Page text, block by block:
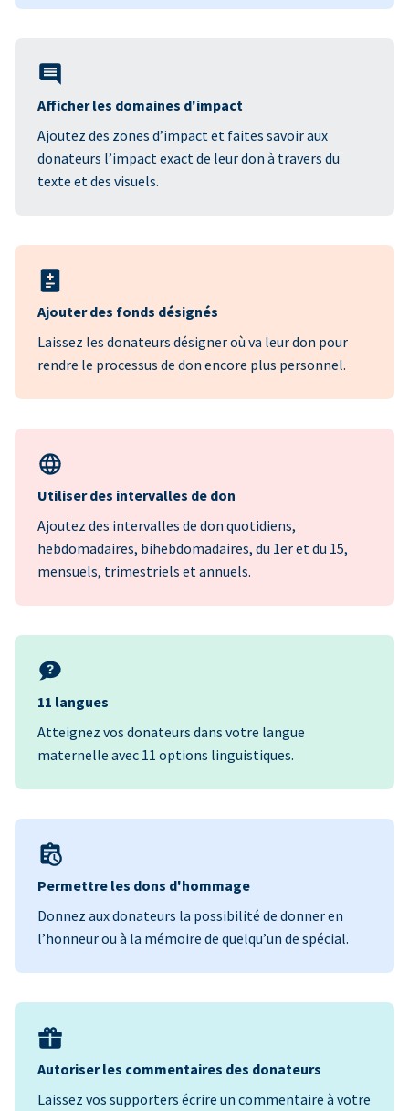
Afficher les domaines d'impact
Ajoutez des zones d’impact et faites savoir aux
donateurs l’impact exact de leur don à travers du
texte et des visuels.
Ajouter des fonds désignés
Laissez les donateurs désigner où va leur don pour
rendre le processus de don encore plus personnel.
Utiliser des intervalles de don
Ajoutez des intervalles de don quotidiens,
hebdomadaires, bihebdomadaires, du 1er et du 15,
mensuels, trimestriels et annuels.
11 langues
Atteignez vos donateurs dans votre langue
maternelle avec 11 options linguistiques.
Permettre les dons d'hommage
Donnez aux donateurs la possibilité de donner en
l’honneur ou à la mémoire de quelqu’un de spécial.
Autoriser les commentaires des donateurs
Laissez vos supporters écrire un commentaire à votre